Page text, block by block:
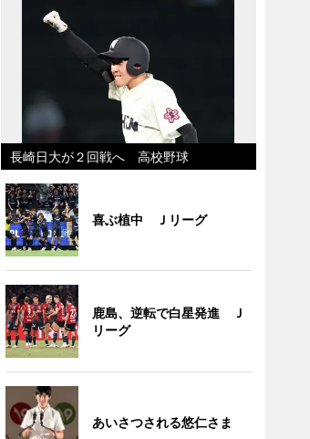
長崎日大が２回戦へ 高校野球
喜ぶ植中 Ｊリーグ
鹿島、逆転で白星発進 Ｊ
リーグ
あいさつされる悠仁さま